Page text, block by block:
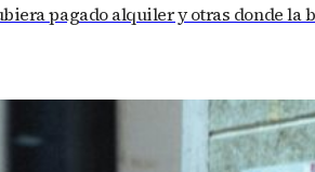
pagado alquiler y otras donde la